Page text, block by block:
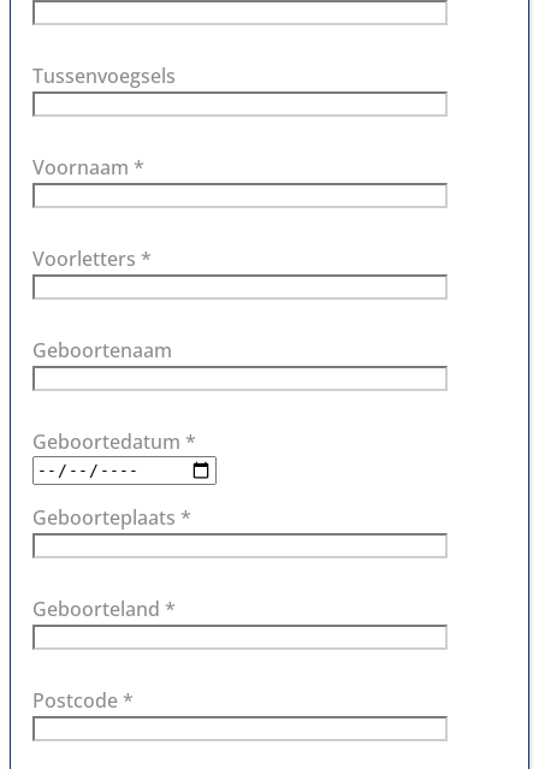
Tussenvoegsels
Voornaam *
Voorletters *
Geboortenaam
Geboortedatum *
Geboorteplaats *
Geboorteland *
Postcode *